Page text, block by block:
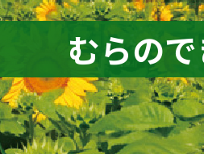
むらの